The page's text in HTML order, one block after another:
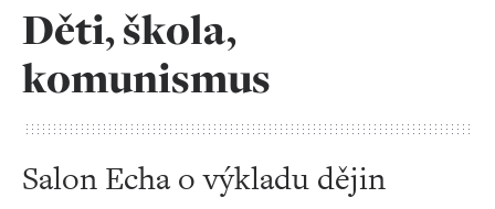
Děti, škola,
komunismus
Salon Echa o výkladu dějin